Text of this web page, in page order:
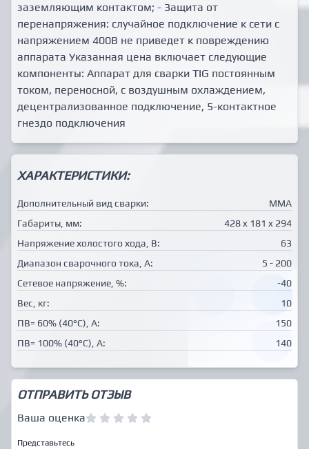
заземляющим контактом; - Защита от
перенапряжения: cлучайное подключение к сети с
напряжением 400В не приведет к повреждению
аппарата Указанная цена включает следующие
компоненты: Аппарат для сварки ТIG постоянным
током, переносной, с воздушным охлаждением,
децентрализованное подключение, 5-контактное
гнездо подключения
ХАРАКТЕРИСТИКИ:
Дополнительный вид сварки:
MMA
Габариты, мм:
428 x 181 x 294
Напряжение холостого хода, В:
63
Диапазон сварочного тока, А:
5 - 200
Сетевое напряжение, %:
-40
Вес, кг:
10
ПВ= 60% (40°C), А:
150
ПВ= 100% (40°C), А:
140
ОТПРАВИТЬ ОТЗЫВ
Ваша оценка
Представьтесь